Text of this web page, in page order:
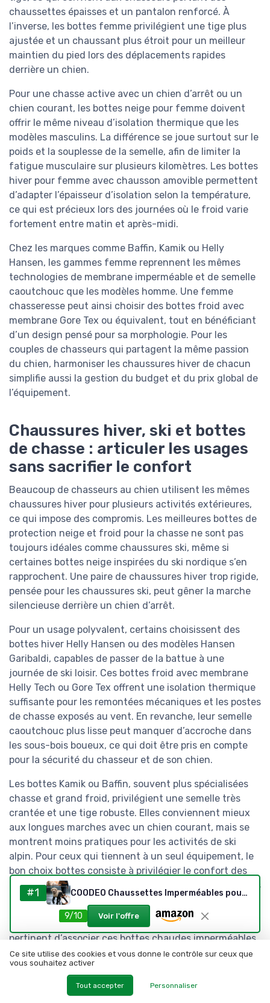
chaussettes épaisses et un pantalon renforcé. À
l’inverse, les bottes femme privilégient une tige plus
ajustée et un chaussant plus étroit pour un meilleur
maintien du pied lors des déplacements rapides
derrière un chien.
Pour une chasse active avec un chien d’arrêt ou un
chien courant, les bottes neige pour femme doivent
offrir le même niveau d’isolation thermique que les
modèles masculins. La différence se joue surtout sur le
poids et la souplesse de la semelle, afin de limiter la
fatigue musculaire sur plusieurs kilomètres. Les bottes
hiver pour femme avec chausson amovible permettent
d’adapter l’épaisseur d’isolation selon la température,
ce qui est précieux lors des journées où le froid varie
fortement entre matin et après-midi.
Chez les marques comme Baffin, Kamik ou Helly
Hansen, les gammes femme reprennent les mêmes
technologies de membrane imperméable et de semelle
caoutchouc que les modèles homme. Une femme
chasseresse peut ainsi choisir des bottes froid avec
membrane Gore Tex ou équivalent, tout en bénéficiant
d’un design pensé pour sa morphologie. Pour les
couples de chasseurs qui partagent la même passion
du chien, harmoniser les chaussures hiver de chacun
simplifie aussi la gestion du budget et du prix global de
l’équipement.
Chaussures hiver, ski et bottes
de chasse : articuler les usages
sans sacrifier le confort
Beaucoup de chasseurs au chien utilisent les mêmes
chaussures hiver pour plusieurs activités extérieures,
ce qui impose des compromis. Les meilleures bottes de
protection neige et froid pour la chasse ne sont pas
toujours idéales comme chaussures ski, même si
certaines bottes neige inspirées du ski nordique s’en
rapprochent. Une paire de chaussures hiver trop rigide,
pensée pour les chaussures ski, peut gêner la marche
silencieuse derrière un chien d’arrêt.
Pour un usage polyvalent, certains choisissent des
bottes hiver Helly Hansen ou des modèles Hansen
Garibaldi, capables de passer de la battue à une
journée de ski loisir. Ces bottes froid avec membrane
Helly Tech ou Gore Tex offrent une isolation thermique
suffisante pour les remontées mécaniques et les postes
de chasse exposés au vent. En revanche, leur semelle
caoutchouc plus lisse peut manquer d’accroche dans
les sous-bois boueux, ce qui doit être pris en compte
pour la sécurité du chasseur et de son chien.
Les bottes Kamik ou Baffin, souvent plus spécialisées
chasse et grand froid, privilégient une semelle très
crantée et une tige robuste. Elles conviennent mieux
aux longues marches avec un chien courant, mais se
montrent moins pratiques pour les activités de ski
alpin. Pour ceux qui tiennent à un seul équipement, le
bon choix bottes consiste à privilégier le confort des
pieds et la sécurité en battue, puis à accepter quelques
concessions pour les autres usages hivernaux.
Dans cette logique d’équipement global, il reste
pertinent d’associer ces bottes chaudes imperméables
à un collier d’éducation adapté aux chiens de chasse.
Un chien mieux contrôlé limite les situations où le
chasseur doit courir ou freiner brutalement sur neige,
ce qui réduit les risques de chute même avec des
#1 COODEO Chaussettes Imperméables pour Chien 4 Pattes, Antidérapantes, Protection Anti-Léchage, pour Blessures, Neige, Pluie et Soin Post-Opératoire (Noir, L) L Noir
9/10 Voir l'offre
Ce site utilise des cookies et vous donne le contrôle sur ceux que
vous souhaitez activer
Tout accepter Personnaliser